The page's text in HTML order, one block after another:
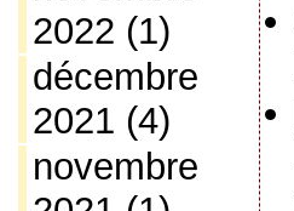
2022 (1)
décembre
2021 (4)
novembre